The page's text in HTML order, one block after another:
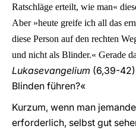
Ratschläge erteilt, wie man«
Aber »heute greife ich all das
diese Person auf den rechten
und nicht als Blinder.« Gerade
Lukasevangelium (6,39-
Blinden führen?«
Kurzum, wenn man
erforderlich, selbst gut